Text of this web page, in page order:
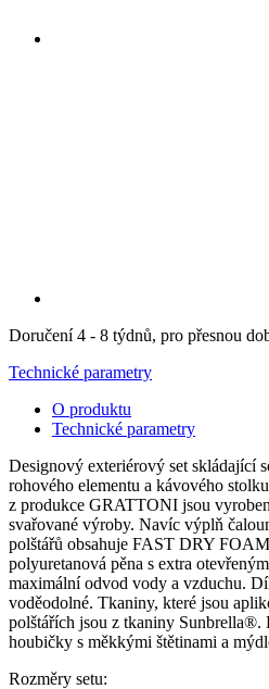
Doručení 4 - 8 týdnů, pro přesnou
Technické parametry
O produktu
Technické parametry
Designový exteriérový set skládající
rohového elementu a kávového
z produkce GRATTONI jsou
svařované výroby. Navíc výplň
polštářů obsahuje FAST DRY
polyuretanová pěna s extra
maximální odvod vody a vzduchu.
voděodolné. Tkaniny, které jsou
polštářích jsou z tkaniny Sunbrella®.
houbičky s měkkými štětinami a
Rozměry setu: